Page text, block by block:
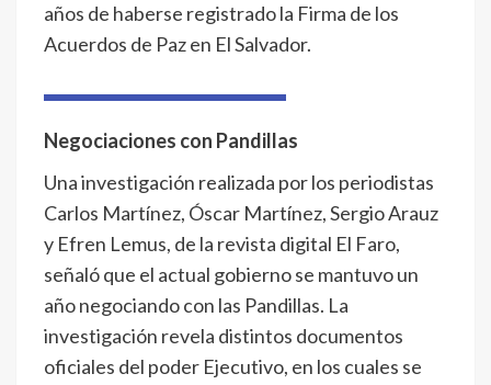
años de haberse registrado la Firma de los
Acuerdos de Paz en El Salvador.
Negociaciones con Pandillas
Una investigación realizada por los periodistas
Carlos Martínez, Óscar Martínez, Sergio Arauz
y Efren Lemus, de la revista digital El Faro,
señaló que el actual gobierno se mantuvo un
año negociando con las Pandillas. La
investigación revela distintos documentos
oficiales del poder Ejecutivo, en los cuales se